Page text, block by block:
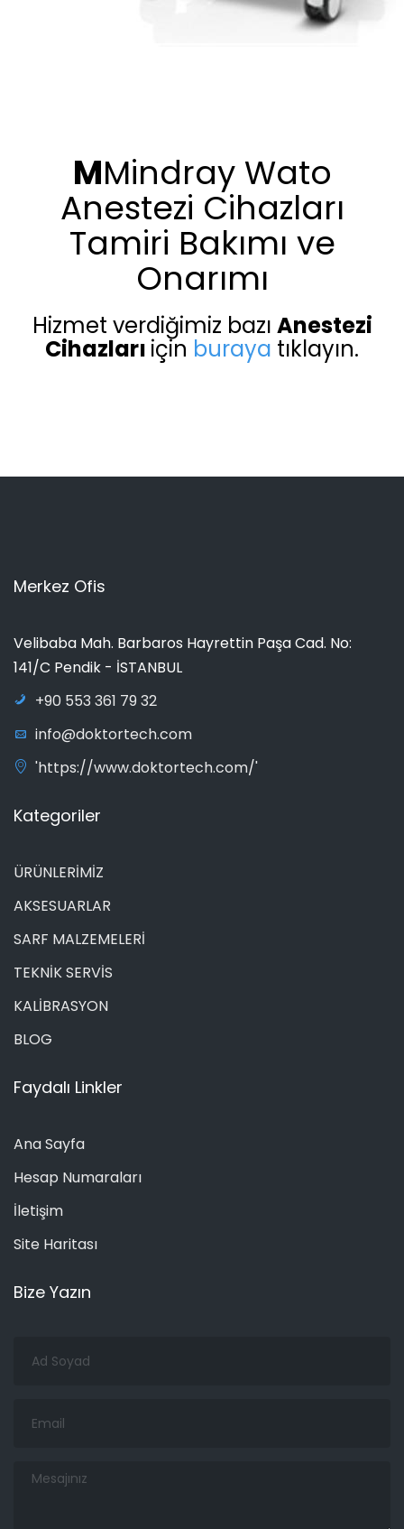
MMindray Wato
Anestezi Cihazları
Tamiri Bakımı ve
Onarımı
Hizmet verdiğimiz bazı Anestezi
Cihazları için buraya tıklayın.
Merkez Ofis
Velibaba Mah. Barbaros Hayrettin Paşa Cad. No:
141/C Pendik - İSTANBUL
+90 553 361 79 32
info@doktortech.com
'https://www.doktortech.com/'
Kategoriler
ÜRÜNLERİMİZ
AKSESUARLAR
SARF MALZEMELERİ
TEKNİK SERVİS
KALİBRASYON
BLOG
Faydalı Linkler
Ana Sayfa
Hesap Numaraları
İletişim
Site Haritası
Bize Yazın
Soyad
Mesajınız